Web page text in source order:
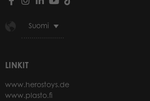
Suomi
LINKIT
www.herostoys.de
www.plasto.fi